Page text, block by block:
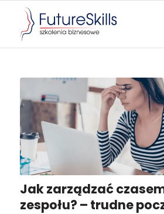
Jak zarządzać
zespołu? – trudne